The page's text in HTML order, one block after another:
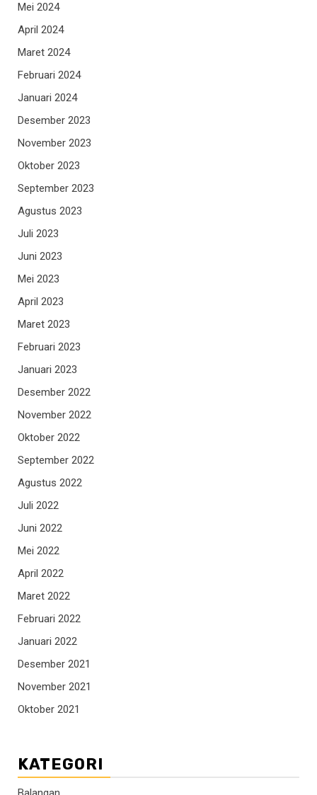
Mei 2024
April 2024
Maret 2024
Februari 2024
Januari 2024
Desember 2023
November 2023
Oktober 2023
September 2023
Agustus 2023
Juli 2023
Juni 2023
Mei 2023
April 2023
Maret 2023
Februari 2023
Januari 2023
Desember 2022
November 2022
Oktober 2022
September 2022
Agustus 2022
Juli 2022
Juni 2022
Mei 2022
April 2022
Maret 2022
Februari 2022
Januari 2022
Desember 2021
November 2021
Oktober 2021
KATEGORI